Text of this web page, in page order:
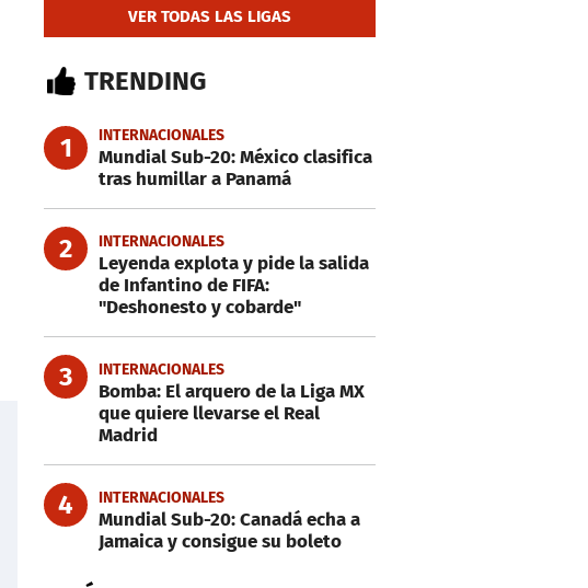
VER TODAS LAS LIGAS
TRENDING
1 INTERNACIONALES
Mundial Sub-20: México clasifica
tras humillar a Panamá
2 INTERNACIONALES
Leyenda explota y pide la salida
de Infantino de FIFA:
"Deshonesto y cobarde"
3 INTERNACIONALES
Bomba: El arquero de la Liga MX
que quiere llevarse el Real
Madrid
4 INTERNACIONALES
Mundial Sub-20: Canadá echa a
Jamaica y consigue su boleto